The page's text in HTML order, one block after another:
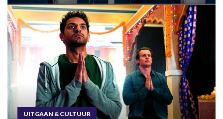
UITGAAN & CULTUUR